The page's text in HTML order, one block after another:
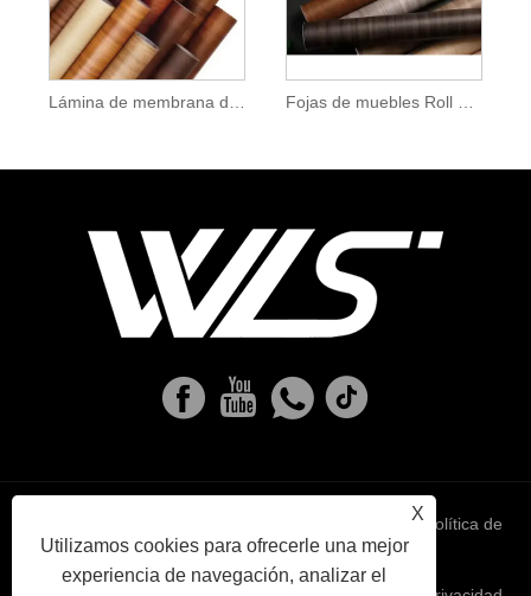
X
Utilizamos cookies para ofrecerle una mejor
experiencia de navegación, analizar el
política de